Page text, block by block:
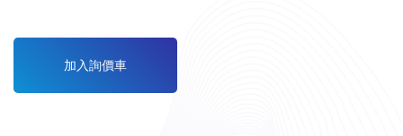
加入詢價車